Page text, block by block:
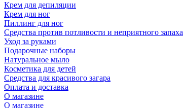
Крем для депиляции
Крем для ног
Пиллинг для ног
Средства против потливости и неприятного запаха
Уход за руками
Подарочные наборы
Натуральное мыло
Косметика для детей
Средства для красивого загара
Оплата и доставка
О магазине
О магазине